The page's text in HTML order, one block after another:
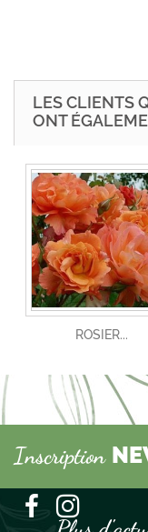
LES CLIENTS
ONT
ROSIER...
Inscription